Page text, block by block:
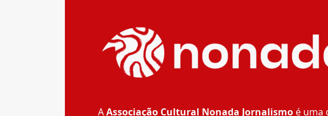
AAssociação Cultural Nonada Jornalismoé uma